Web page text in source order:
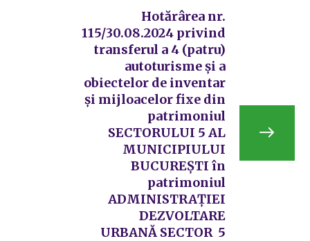
Hotărârea nr.
115/30.08.2024 privind
transferul a 4 (patru)
autoturisme și a
obiectelor de inventar
și mijloacelor fixe din
patrimoniul
SECTORULUI 5 AL
MUNICIPIULUI
BUCUREȘTI în
patrimoniul
ADMINISTRAȚIEI
DEZVOLTARE
URBANĂ SECTOR 5